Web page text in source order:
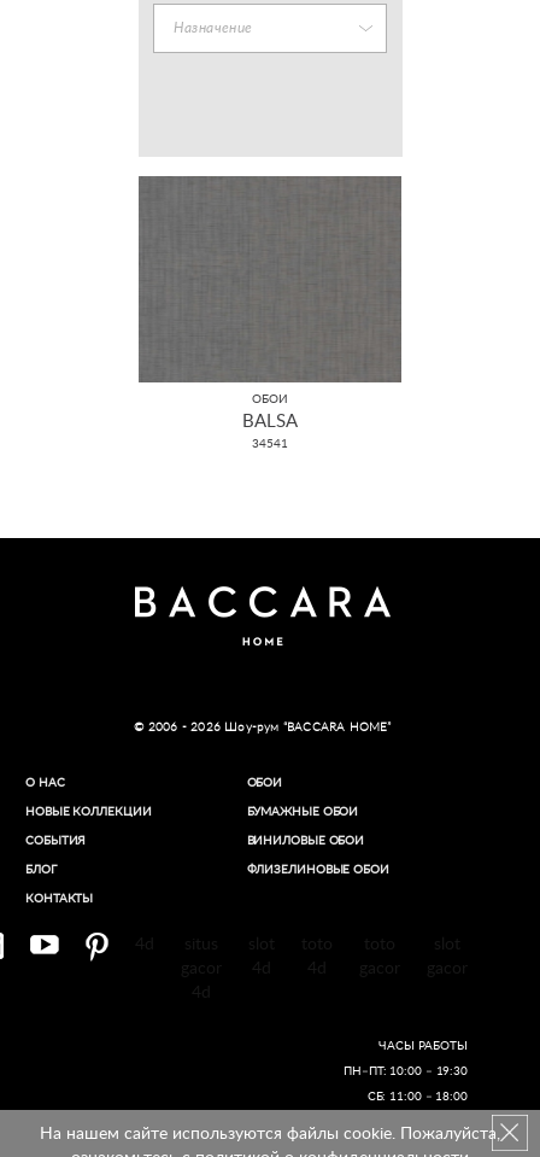
Назначение
ОБОИ
BALSA
34541
© 2006 - 2026 Шоу-рум “BACCARA HOME”
О НАС
НОВЫЕ КОЛЛЕКЦИИ
СОБЫТИЯ
БЛОГ
КОНТАКТЫ
ОБОИ
БУМАЖНЫЕ ОБОИ
ВИНИЛОВЫЕ ОБОИ​
ФЛИЗЕЛИНОВЫЕ ОБОИ
ЧАСЫ РАБОТЫ
ПН–ПТ: 10:00 – 19:30
СБ: 11:00 – 18:00
Создание сайтов
На нашем сайте используются файлы cookie. Пожалуйста,